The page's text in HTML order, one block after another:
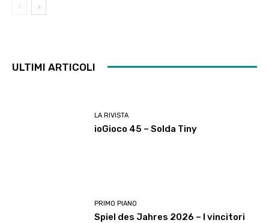
ULTIMI ARTICOLI
LA RIVISTA
ioGioco 45 – Solda Tiny
PRIMO PIANO
Spiel des Jahres 2026 – I vincitori